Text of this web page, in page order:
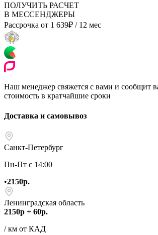
ПОЛУЧИТЬ РАСЧЕТ
В МЕССЕНДЖЕРЫ
Рассрочка от 1 639₽ / 12 мес
Наш менеджер свяжется с вами и сообщит
стоимость в кратчайшие сроки
Доставка и самовывоз
Санкт-Петербург
Пн-Пт с 14:00
•2150р.
Ленинградская область
2150р + 60р.
/ км от КАД